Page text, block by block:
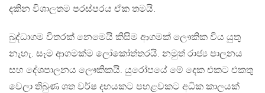
දකින විශාලතම පරස්පරය ඒක තමයි.
බුද්ධාගම විතරක් නෙමෙයි කිසිම ආගමක් ලෞකික විය යුතු
නැහැ. සෑම ආගමක්ම ලෝකෝත්තරයි. නමුත් රාජ්‍ය පාලනය
සහ දේශපාලනය ලෞකිකයි. යුරෝපයේ මේ දෙක එකට එකතු
වෙලා තිබුණ ශත වර්ෂ දහයකට පහළවකට අධික කාලයක්